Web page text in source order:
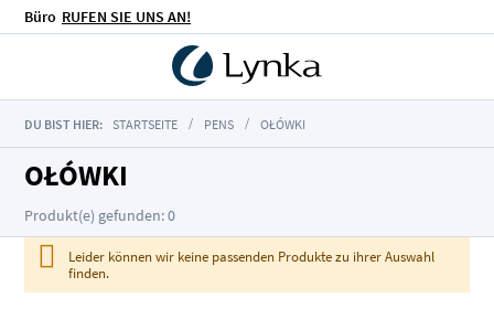
Büro RUFEN SIE UNS AN!
DU BIST HIER: STARTSEITE PENS OŁÓWKI
OŁÓWKI
Produkt(e) gefunden: 0
Leider können wir keine passenden Produkte zu ihrer Auswahl
finden.